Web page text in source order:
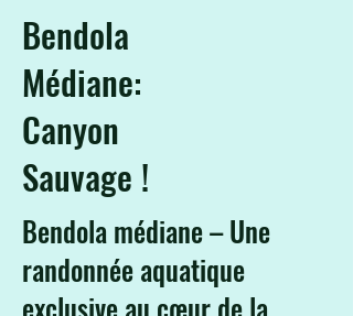
Bendola
Médiane:
Canyon
Sauvage !
Bendola médiane – Une
randonnée aquatique
exclusive au cœur de la